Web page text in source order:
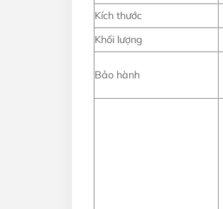
Kích thước
Khối lượng
Bảo hành